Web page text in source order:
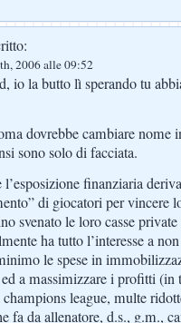
2006 alle 09:52
io la butto lì sperando tu
dovrebbe cambiare nome
sono solo di facciata.
l’esposizione finanziaria
di giocatori per vincere
svenato le loro casse
ha tutto l’interesse a
le spese in
a massimizzare i profitti (in
league, multe
fa da allenatore, d.s., g.m.,